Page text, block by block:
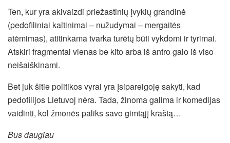
Ten, kur yra akivaizdi priežastinių įvykių grandinė
(pedofiliniai kaltinimai – nužudymai – mergaitės
atėmimas), atitinkama tvarka turėtų būti vykdomi ir tyrimai.
Atskiri fragmentai vienas be kito arba iš antro galo iš viso
neišaiškinami.
Bet juk šitie politikos vyrai yra įsipareigoję sakyti, kad
pedofilijos Lietuvoj nėra. Tada, žinoma galima ir komedijas
vaidinti, kol žmonės paliks savo gimtąjį kraštą…
Bus daugiau